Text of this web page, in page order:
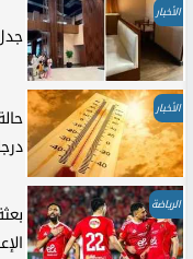
الأخبار
الأخبار
الرياضة